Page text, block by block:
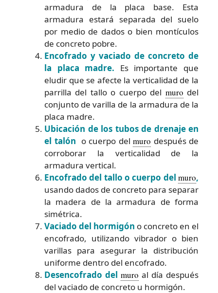
armadura de la placa base. Esta
armadura estará separada del suelo
por medio de dados o bien montículos
de concreto pobre.
Encofrado y vaciado de concreto de
la placa madre. Es importante que
eludir que se afecte la verticalidad de la
parrilla del tallo o cuerpo del muro del
conjunto de varilla de la armadura de la
placa madre.
Ubicación de los tubos de drenaje en
el talón o cuerpo del muro después de
corroborar la verticalidad de la
armadura vertical.
Encofrado del tallo o cuerpo del muro,
usando dados de concreto para separar
la madera de la armadura de forma
simétrica.
Vaciado del hormigón o concreto en el
encofrado, utilizando vibrador o bien
varillas para asegurar la distribución
uniforme dentro del encofrado.
Desencofrado del muro al día después
del vaciado de concreto u hormigón.